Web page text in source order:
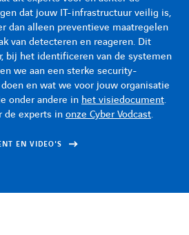
dat jouw IT-infrastructuur veilig is,
dan alleen preventieve maatregelen
van detecteren en reageren. Dit
bij het identificeren van de systemen
we aan een sterke security-
en wat we voor jouw organisatie
onder andere in het visiedocument.
de experts in onze Cyber Vodcast.
EN VIDEO'S
dat jouw IT-infrastructuur veilig is,
dan alleen preventieve maatregelen
van detecteren en reageren. Dit
bij het identificeren van de systemen
we aan een sterke security-
en wat we voor jouw organisatie
onder andere in het visiedocument.
de experts in onze Cyber Vodcast.
EN VIDEO'S
dat jouw IT-infrastructuur veilig is,
dan alleen preventieve maatregelen
van detecteren en reageren. Dit
bij het identificeren van de systemen
we aan een sterke security-
en wat we voor jouw organisatie
onder andere in het visiedocument.
de experts in onze Cyber Vodcast.
EN VIDEO'S